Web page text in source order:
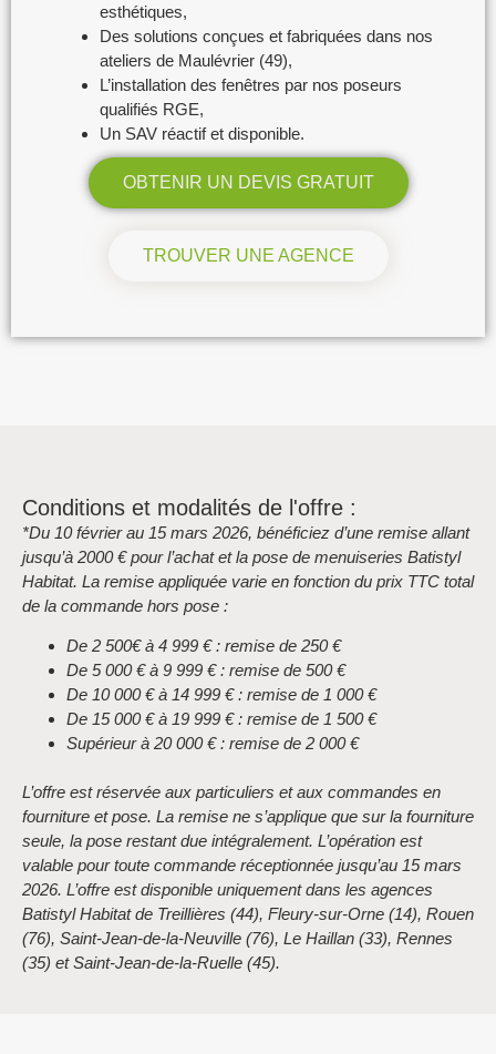
esthétiques,
Des solutions conçues et fabriquées dans nos
ateliers de Maulévrier (49),
L’installation des fenêtres par nos poseurs
qualifiés RGE,
Un SAV réactif et disponible.
OBTENIR UN DEVIS GRATUIT
TROUVER UNE AGENCE
Conditions et modalités de l'offre :
*Du 10 février au 15 mars 2026, bénéficiez d’une remise allant
jusqu’à 2000 € pour l’achat et la pose de menuiseries Batistyl
Habitat. La remise appliquée varie en fonction du prix TTC total
de la commande hors pose :
De 2 500€ à 4 999 € : remise de 250 €
De 5 000 € à 9 999 € : remise de 500 €
De 10 000 € à 14 999 € : remise de 1 000 €
De 15 000 € à 19 999 € : remise de 1 500 €
Supérieur à 20 000 € : remise de 2 000 €
L’offre est réservée aux particuliers et aux commandes en
fourniture et pose. La remise ne s’applique que sur la fourniture
seule, la pose restant due intégralement. L’opération est
valable pour toute commande réceptionnée jusqu’au 15 mars
2026. L’offre est disponible uniquement dans les agences
Batistyl Habitat de Treillières (44), Fleury-sur-Orne (14), Rouen
(76), Saint-Jean-de-la-Neuville (76), Le Haillan (33), Rennes
(35) et Saint-Jean-de-la-Ruelle (45).